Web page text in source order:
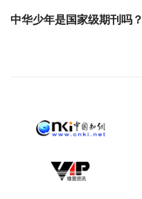
中华少年是国家级期刊吗？